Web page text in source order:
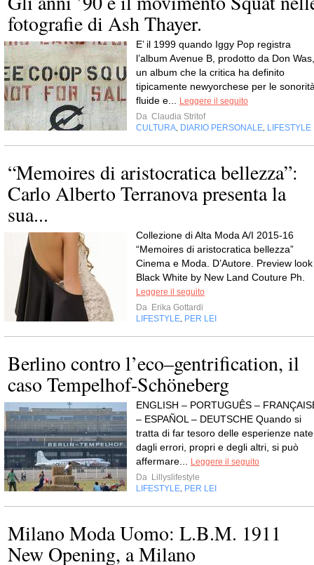
fotografie di Ash Thayer.
E’ il 1999 quando Iggy Pop registra
l’album Avenue B, prodotto da Don Was,
un album che la critica ha definito
tipicamente newyorchese per le
fluide e... Leggere il seguito
Da Claudia Stritof
CULTURA, DIARIO PERSONALE, LIFESTYLE
“Memoires di aristocratica bellezza”:
Carlo Alberto Terranova presenta la
sua...
Collezione di Alta Moda A/I 2015-16
“Memoires di aristocratica bellezza”
Cinema e Moda. D’Autore. Preview look
Black White by New Land Couture Ph.
Leggere il seguito
Da Erika Gottardi
LIFESTYLE, PER LEI
Berlino contro l’eco–gentrification, il
caso Tempelhof-Schöneberg
ENGLISH – PORTUGUÊS –
– ESPAÑOL – DEUTSCHE Quando si
tratta di far tesoro delle esperienze nate
dagli errori, propri e degli altri, si può
affermare... Leggere il seguito
Da Lillyslifestyle
LIFESTYLE, PER LEI
Milano Moda Uomo: L.B.M. 1911
New Opening, a Milano